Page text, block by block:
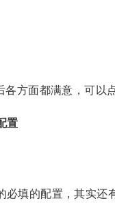
各方面都满意，可以
置
必填的配置，其实还